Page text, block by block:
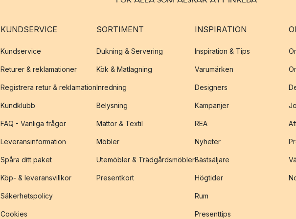
KUNDSERVICE
Kundservice
Returer & reklamationer
Registrera retur & reklamation
Kundklubb
FAQ - Vanliga frågor
Leveransinformation
Spåra ditt paket
Köp- & leveransvillkor
Säkerhetspolicy
Cookies
SORTIMENT
Dukning & Servering
Kök & Matlagning
Inredning
Belysning
Mattor & Textil
Möbler
Utemöbler & Trädgårdsmöbler
Presentkort
INSPIRATION
Inspiration & Tips
Varumärken
Designers
Kampanjer
REA
Nyheter
Bästsäljare
Högtider
Rum
Presenttips